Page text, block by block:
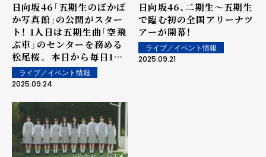
日向坂46「五期生のぽかぽ
か写真館」の公開がスター
ト！ 1人目は五期生曲「空飛
ぶ車」のセンターを務める
松尾桜。 本日から毎日1人
ずつ撮りおろしグラビアを
掲載
ライブ／イベント情報
2025.09.24
日向坂46、二期生〜五期生
で臨む初の全国アリーナツ
アーが開幕！
ライブ／イベント情報
2025.09.21